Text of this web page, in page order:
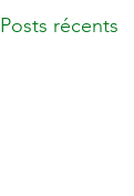
Posts récents